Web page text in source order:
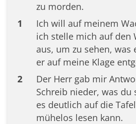
zu morden.
1
Ich will auf meinem
ich stelle mich auf den
aus, um zu sehen, was
er auf meine Klage
2
Der Herr gab mir
Schreib nieder, was du
es deutlich auf die
mühelos lesen kann.